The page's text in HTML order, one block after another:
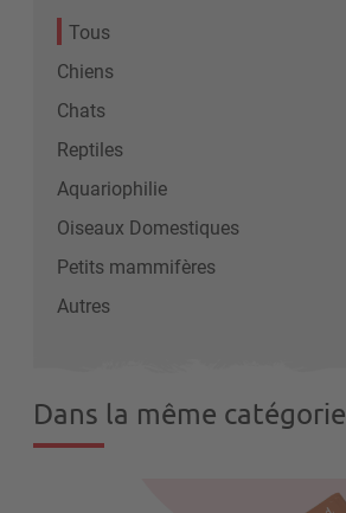
Tous
Chiens
Chats
Reptiles
Aquariophilie
Oiseaux Domestiques
Petits mammifères
Autres
Dans la même catégorie